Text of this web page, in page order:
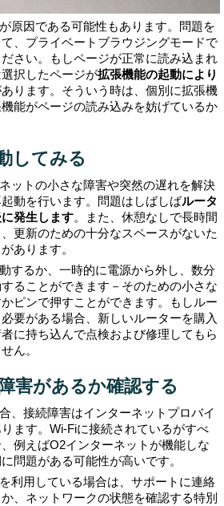
原因である可能性もあります。問題を
、プライベートブラウジングモードで
さい。もしページが正常に読み込まれ
択したページが拡張機能の起動により
ります。そういう時は、個別に拡張機
能がページの読み込みを妨げているか
してみる
ットの小さな障害や突然の遅れを解決
動を行います。問題はしばしばルータ
発生します。また、休憩なしで長時間
更新のための十分なスペースがないた
あります。
するか、一時的に電源から外し、数分
ることができます－そのための小さな
ピンで押すことができます。もしルー
要がある場合、新しいルーターを購入
に持ち込んで点検および修理してもら
ん。
害があるか確認する
、接続障害はインターネットプロバイ
ます。Wi-Fiに接続されているがすべ
例えばO2インターネットが機能しな
問題がある可能性が高いです。
利用している場合は、サポートに連絡
、ネットワークの状態を確認する特別